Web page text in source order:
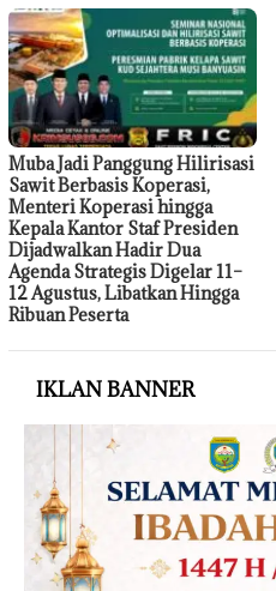
Muba Jadi Panggung Hilirisasi
Sawit Berbasis Koperasi,
Menteri Koperasi hingga
Kepala Kantor Staf Presiden
Dijadwalkan Hadir Dua
Agenda Strategis Digelar 11–
12 Agustus, Libatkan Hingga
Ribuan Peserta
IKLAN BANNER